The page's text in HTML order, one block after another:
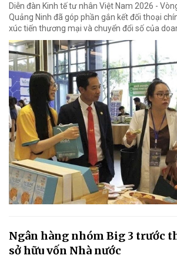
Diễn đàn Kinh tế tư nhân Việt Nam 2026 -
Quảng Ninh đã góp phần gắn kết đối thoại
xúc tiến thương mại và chuyển đổi số của
Ngân hàng nhóm Big 3 trước
sở hữu vốn Nhà nước